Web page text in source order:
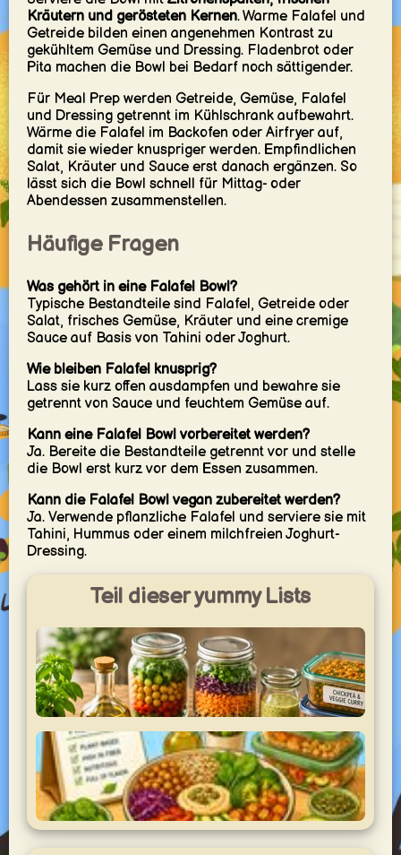
Kräutern und gerösteten Kernen. Warme Falafel und
Getreide bilden einen angenehmen Kontrast zu
gekühltem Gemüse und Dressing. Fladenbrot oder
Pita machen die Bowl bei Bedarf noch sättigender.
Für Meal Prep werden Getreide, Gemüse, Falafel
und Dressing getrennt im Kühlschrank aufbewahrt.
Wärme die Falafel im Backofen oder Airfryer auf,
damit sie wieder knuspriger werden. Empfindlichen
Salat, Kräuter und Sauce erst danach ergänzen. So
lässt sich die Bowl schnell für Mittag- oder
Abendessen zusammenstellen.
Häufige Fragen
Was gehört in eine Falafel Bowl?
Typische Bestandteile sind Falafel, Getreide oder
Salat, frisches Gemüse, Kräuter und eine cremige
Sauce auf Basis von Tahini oder Joghurt.
Wie bleiben Falafel knusprig?
Lass sie kurz offen ausdampfen und bewahre sie
getrennt von Sauce und feuchtem Gemüse auf.
Kann eine Falafel Bowl vorbereitet werden?
Ja. Bereite die Bestandteile getrennt vor und stelle
die Bowl erst kurz vor dem Essen zusammen.
Kann die Falafel Bowl vegan zubereitet werden?
Ja. Verwende pflanzliche Falafel und serviere sie mit
Tahini, Hummus oder einem milchfreien Joghurt-
Dressing.
Teil dieser yummy Lists
Veggie Prep Woche